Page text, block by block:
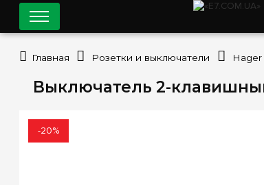
Выключатель 2-
-20%
Главная Розетки и выключатели